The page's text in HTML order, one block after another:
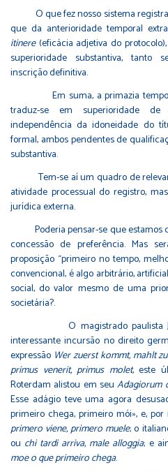
O que fez nosso sistema
que da anterioridade temporal
itinere(eficácia adjetiva do
superioridade substantiva, tanto
inscrição definitiva.
Em suma, a primazia
traduz-se em superioridade
independência da idoneidade do
formal, ambos pendentes de
substantiva.
Tem-se aí um quadro de
atividade processual do registro,
jurídica externa.
Poderia pensar-se que estamos
concessão de preferência. Mas
proposição “primeiro no tempo,
convencional, é algo arbitrário,
social, do valor mesmo de uma
societária?.
O magistrado paulista
interessante incursão no direito
expressão Wer zuerst kommt, mahlt
primus venerit, primus molet, este
Roterdam alistou em seuAdagiorum
Esse adágio teve uma agora
primeiro chega, primeiro mói», e,
primero viene, primero muele; o
ou chi tardi arriva, male alloggia; e
moe o que primeiro chega.